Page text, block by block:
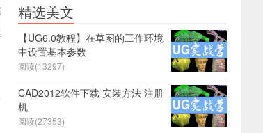
精选美文
【UG6.0教程】在草图的工作环境
中设置基本参数
阅读(13297)
CAD2012软件下载 安装方法 注册
机
阅读(27353)